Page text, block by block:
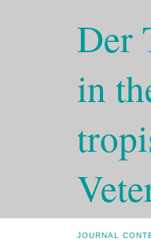
Der
in
JOURNAL